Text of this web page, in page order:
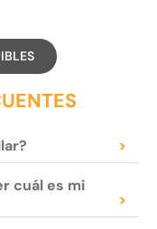
>
cuál es mi
>